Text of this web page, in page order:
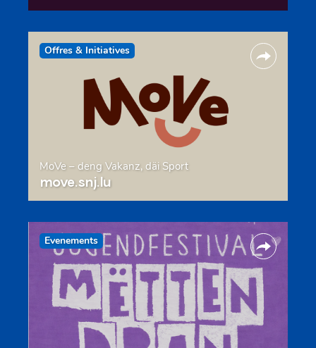
Offres & Initiatives
MoVe – deng Vakanz, däi Sport
move.snj.lu
Evenements